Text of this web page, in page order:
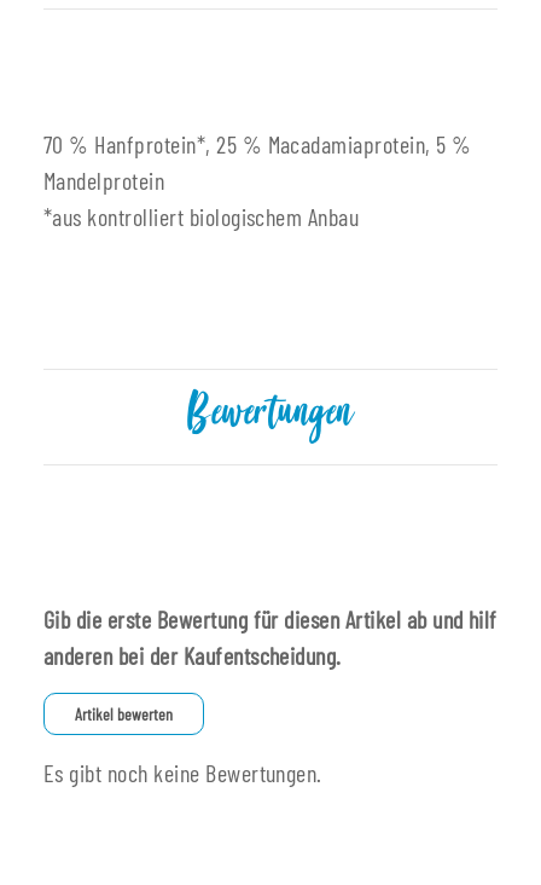
70 % Hanfprotein*, 25 % Macadamiaprotein, 5 %
Mandelprotein
*aus kontrolliert biologischem Anbau
Bewertungen
Gib die erste Bewertung für diesen Artikel ab und hilf
anderen bei der Kaufentscheidung.
Artikel bewerten
Es gibt noch keine Bewertungen.